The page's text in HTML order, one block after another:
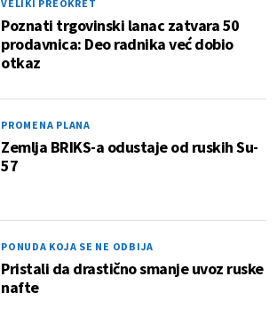
VELIKI PREOKRET
Poznati trgovinski lanac zatvara 50
prodavnica: Deo radnika već dobio
otkaz
PROMENA PLANA
Zemlja BRIKS-a odustaje od ruskih Su-
57
PONUDA KOJA SE NE ODBIJA
Pristali da drastično smanje uvoz ruske
nafte